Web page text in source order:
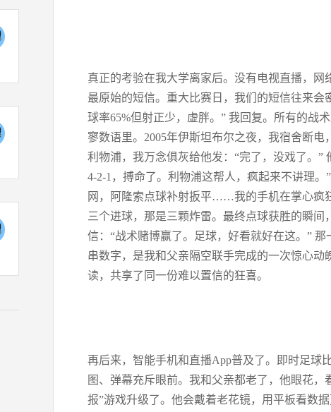
真正的考验在我大学离家后。没有电视直播，
最原始的短信。重大比赛日，我们的短信往来会
球率65%但射正少，虚胖。” 我回复。所有的战
寥数语里。2005年伊斯坦布尔之夜，我宿舍断
利物浦，我万念俱灰给他发：“完了，没戏了。
4-2-1，搏命了。利物浦这帮人，疯起来不讲理
网，阿隆索点球补射扳平……我的手机在掌心疯
三个进球，那是三颗炸雷。最终点球获胜的瞬
信：“战术赌博赢了。足球，好看就好在这。”
串数字，是我和父亲隔空联手完成的一次惊心
读，共享了同一份难以置信的狂喜。
再后来，智能手机和直播App普及了。即时足球
图、弹幕充斥眼前。我和父亲都老了，他眼花
报”游戏升级了。他会戴着老花镜，用平板看数